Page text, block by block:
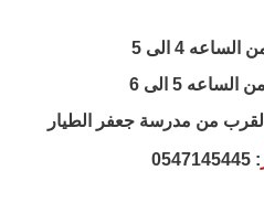
4 الى 5
5 الى 6
من مدرسة جعفر الطيار
: 0547145445